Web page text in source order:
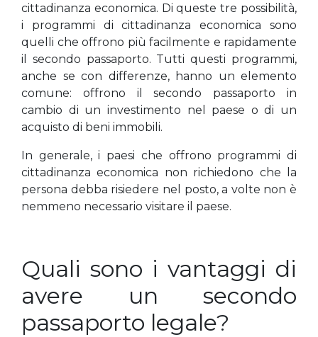
cittadinanza economica. Di queste tre possibilità,
i programmi di cittadinanza economica sono
quelli che offrono più facilmente e rapidamente
il secondo passaporto. Tutti questi programmi,
anche se con differenze, hanno un elemento
comune: offrono il secondo passaporto in
cambio di un investimento nel paese o di un
acquisto di beni immobili.
In generale, i paesi che offrono programmi di
cittadinanza economica non richiedono che la
persona debba risiedere nel posto, a volte non è
nemmeno necessario visitare il paese.
Quali sono i vantaggi di
avere un secondo
passaporto legale?